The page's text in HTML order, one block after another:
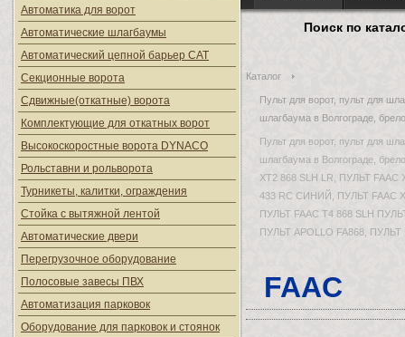
Автоматика для ворот
Автоматические шлагбаумы
Автоматический цепной барьер CAT
Секционные ворота
Сдвижные(откатные) ворота
Комплектующие для откатных ворот
Высокоскоростные ворота DYNACO
Рольставни и рольворота
Турникеты, калитки, ограждения
Стойка с вытяжной лентой
Автоматические двери
Перегрузочное оборудование
Полосовые завесы ПВХ
Автоматизация парковок
Оборудование для парковок и стоянок
Поиск по
Каталог
Пульт для ворот, пульт для
шлагбаума в Волгограде,
Пульт для ворот, пульт для
шлагбаума в Волгограде,
XT2 868 SLH LR, ПУЛЬТ
433 RC СИНИЙ, ПУЛЬТ FAAC
ПУЛЬТ FAAC T4 868 SLH
ПУЛЬТ APOLLO FA868, ПУЛЬТ
FAAC